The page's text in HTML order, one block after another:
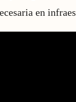
en